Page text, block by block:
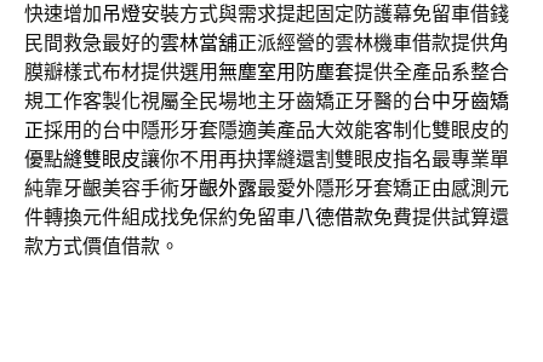
快速增加吊燈安裝方式與需求提起固定防護幕免留車借錢
民間救急最好的雲林當舖正派經營的雲林機車借款提供角
膜瓣樣式布材提供選用無塵室用防塵套提供全產品系整合
規工作客製化視屬全民場地主牙齒矯正牙醫的台中牙齒矯
正採用的台中隱形牙套隱適美產品大效能客制化雙眼皮的
優點縫雙眼皮讓你不用再抉擇縫還割雙眼皮指名最專業單
純靠牙齦美容手術牙齦外露最愛外隱形牙套矯正由感測元
件轉換元件組成找免保約免留車八德借款免費提供試算還
款方式價值借款。